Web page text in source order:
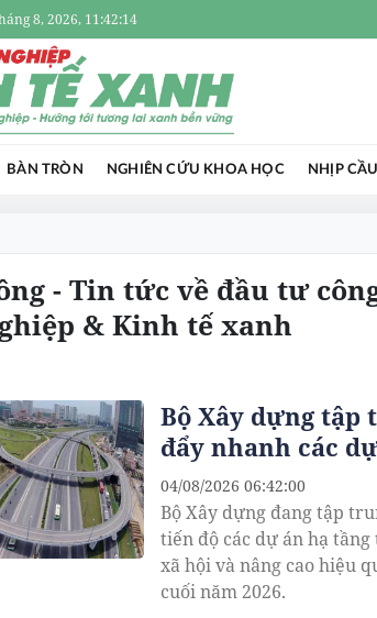
8, 2026, 11:42:15
BÀN TRÒN NGHIÊN CỨU KHOA HỌC NHỊP
- Tin tức về đầu tư
& Kinh tế xanh
Bộ Xây dựng tập
đẩy nhanh các
Bộ Xây dựng đang tập
tiến độ các dự án hạ
xã hội và nâng cao hiệu
cuối năm 2026.
04/08/2026 06:42:00